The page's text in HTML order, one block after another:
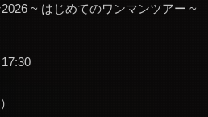
~ はじめてのワンマンツアー ~